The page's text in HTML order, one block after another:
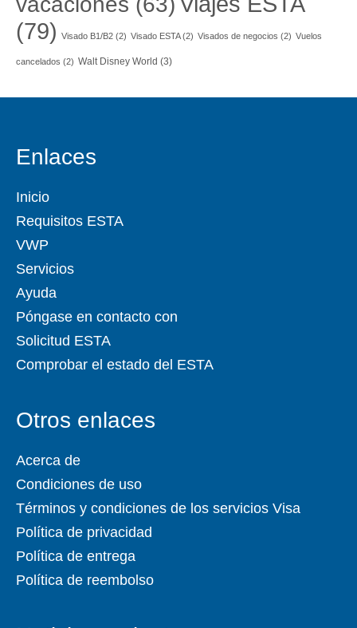
(79) Visado B1/B2 (2) Visado ESTA(2) Visados de negocios (2) Vuelos
cancelados (2) Walt Disney World (3)
Enlaces
Inicio
Requisitos ESTA
VWP
Servicios
Ayuda
Póngase en contacto con
Solicitud ESTA
Comprobar el estado del ESTA
Otros enlaces
Acerca de
Condiciones de uso
Términos y condiciones de los servicios Visa
Política de privacidad
Política de entrega
Política de reembolso